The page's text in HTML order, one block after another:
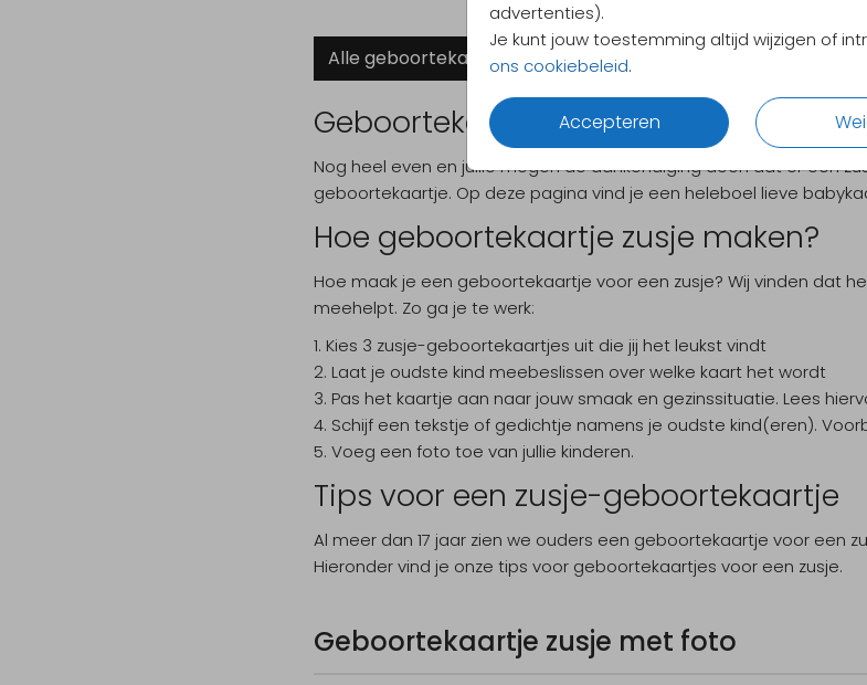
advertenties).
Je kunt jouw toestemming altijd wijzigen of
ons cookiebeleid.
Accepteren
Alle geboortekaartjes
Geboortekaartje zusje
Nog heel even en jullie mogen de aankondiging doen dat er een
geboortekaartje. Op deze pagina vind je een heleboel lieve
Hoe geboortekaartje zusje maken?
Hoe maak je een geboortekaartje voor een zusje? Wij vinden dat
meehelpt. Zo ga je te werk:
Kies 3 zusje-geboortekaartjes uit die jij het leukst vindt
Laat je oudste kind meebeslissen over welke kaart het wordt
Pas het kaartje aan naar jouw smaak en gezinssituatie. Lees
Schijf een tekstje of gedichtje namens je oudste kind(eren).
Voeg een foto toe van jullie kinderen.
Tips voor een zusje-geboortekaartje
Al meer dan 17 jaar zien we ouders een geboortekaartje voor een
Hieronder vind je onze tips voor geboortekaartjes voor een zusje.
Geboortekaartje zusje met foto